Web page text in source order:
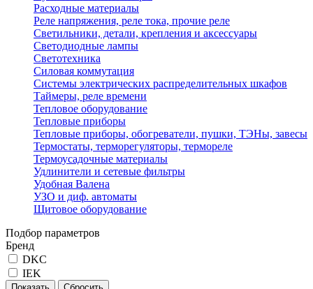
Расходные материалы
Реле напряжения, реле тока, прочие реле
Светильники, детали, крепления и аксессуары
Светодиодные лампы
Светотехника
Силовая коммутация
Системы электрических распределительных шкафов
Таймеры, реле времени
Тепловое оборудование
Тепловые приборы
Тепловые приборы, обогреватели, пушки, ТЭНы, завесы
Термостаты, терморегуляторы, термореле
Термоусадочные материалы
Удлинители и сетевые фильтры
Удобная Валена
УЗО и диф. автоматы
Щитовое оборудование
Подбор параметров
Бренд
DKC
IEK